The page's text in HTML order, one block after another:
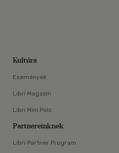
Kultúra
Események
Libri Magazin
Libri Mini Polc
Partnereinknek
Libri Partner Program